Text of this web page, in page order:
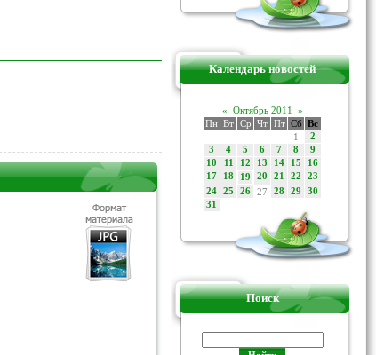
Календарь новостей
« Октябрь 2011
»
Пн Вт Ср Чт Пт Сб Вс
1
2
3
4 5 6 7 8
9
10
11 12 13 14 15
16
17
18 19 20 21 22
23
24
25 26 27 28 29
30
31
Поиск